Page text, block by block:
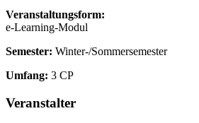
Veranstaltungsform:
e-Learning-Modul
Semester: Winter-/Sommersemester
Umfang: 3 CP
Veranstalter